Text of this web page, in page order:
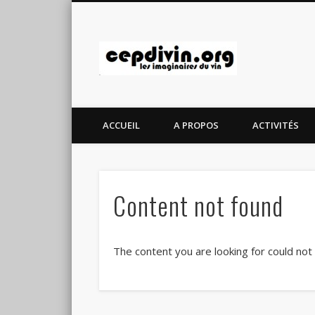
ACCUEIL A PROPOS ACTIVITÉS
Content not found
The content you are looking for could not